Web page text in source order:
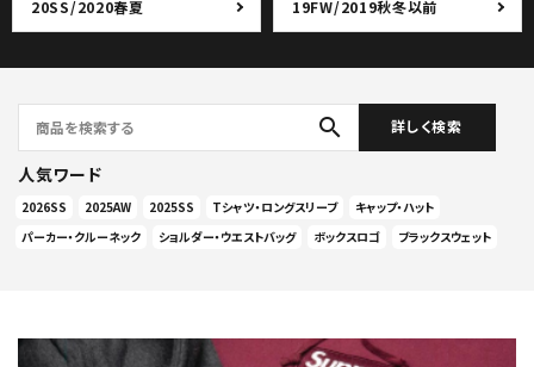
20SS/2020春夏 19FW/2019秋冬以前
search 詳しく検索
人気ワード
2026SS 2025AW 2025SS Tシャツ・ロングスリーブ
キャップ・ハット
パーカー・クルーネック
ショルダー・ウエストバッグ ボックスロゴ ブラックスウェット